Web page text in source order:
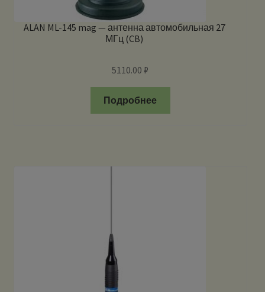
ALAN ML-145 mag — антенна автомобильная 27
МГц (CB)
5110.00₽
Подробнее